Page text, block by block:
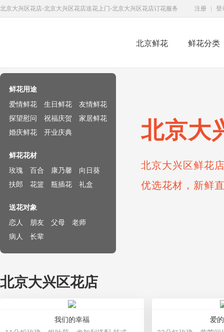
北京大兴区花店-北京大兴区花店送花上门-北京大兴区花店订花服务 注册 登
北京鲜花 鲜花分类
北京大
北京大兴区鲜花
优选花材，新鲜
鲜花用途
爱情鲜花
生日鲜花
友情鲜花
探望慰问
祝福庆贺
家居鲜花
婚庆鲜花
开业庆典
鲜花花材
玫瑰
百合 康乃馨
向日葵
扶郎
花篮 瓶插花 礼盒
送花对象
恋人
朋友 父母
老师
病人
长辈
北京大兴区花店
我们的幸福
爱